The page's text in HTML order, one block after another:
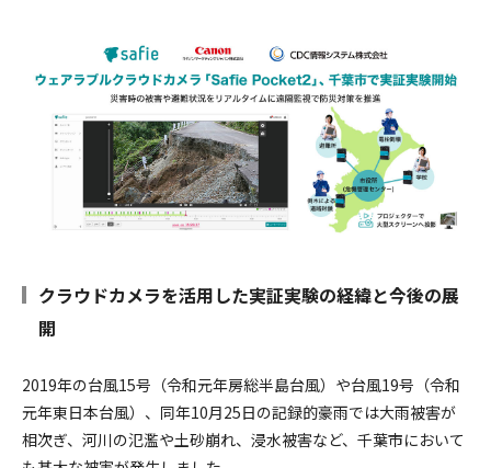
クラウドカメラを活用した実証実験の経緯と今後の展
開
2019年の台風15号（令和元年房総半島台風）や台風19号（令和
元年東日本台風）、同年10月25日の記録的豪雨では大雨被害が
相次ぎ、河川の氾濫や土砂崩れ、浸水被害など、千葉市において